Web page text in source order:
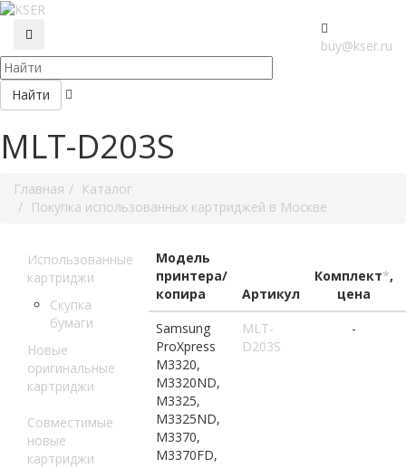
buy@kser.ru
Найти
MLT-D203S
Главная
Каталог
Покупка использованных картриджей в Москве
Использованные
картриджи
Скупка
бумаги
Новые
оригинальные
картриджи
Совместимые
новые
картриджи
Модель
принтера/
копира
Артикул
Комплект*,
цена
Samsung
ProXpress
M3320,
M3320ND,
M3325,
M3325ND,
M3370,
M3370FD,
MLT-
D203S
-